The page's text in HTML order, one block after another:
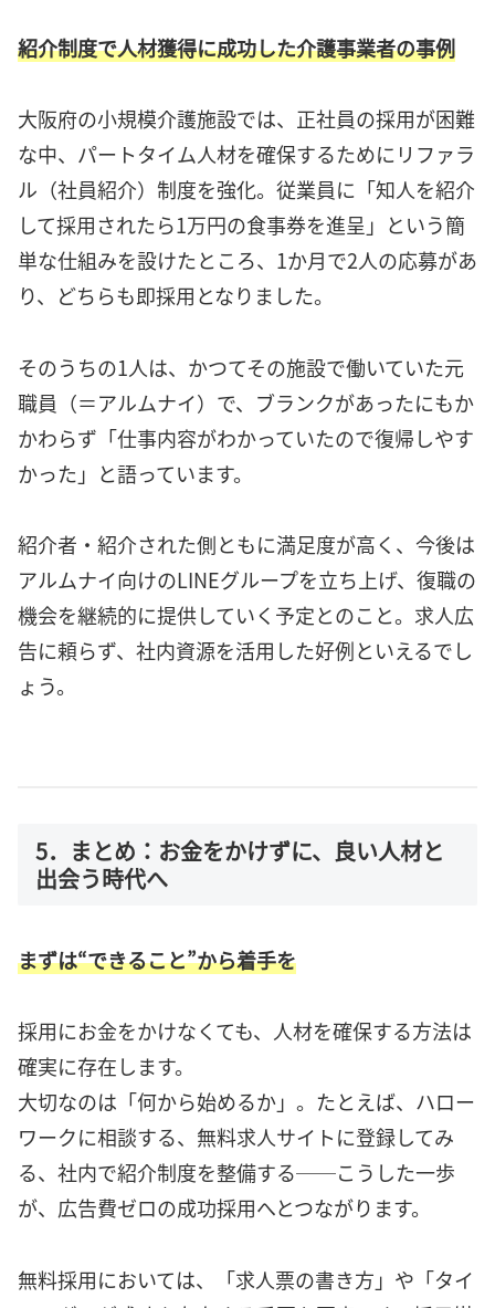
紹介制度で人材獲得に成功した介護事業者の事例
大阪府の小規模介護施設では、正社員の採用が困難
な中、パートタイム人材を確保するためにリファラ
ル（社員紹介）制度を強化。従業員に「知人を紹介
して採用されたら1万円の食事券を進呈」という簡
単な仕組みを設けたところ、1か月で2人の応募があ
り、どちらも即採用となりました。
そのうちの1人は、かつてその施設で働いていた元
職員（＝アルムナイ）で、ブランクがあったにもか
かわらず「仕事内容がわかっていたので復帰しやす
かった」と語っています。
紹介者・紹介された側ともに満足度が高く、今後は
アルムナイ向けのLINEグループを立ち上げ、復職の
機会を継続的に提供していく予定とのこと。求人広
告に頼らず、社内資源を活用した好例といえるでし
ょう。
5．まとめ：お金をかけずに、良い人材と
出会う時代へ
まずは“できること”から着手を
採用にお金をかけなくても、人材を確保する方法は
確実に存在します。
大切なのは「何から始めるか」。たとえば、ハロー
ワークに相談する、無料求人サイトに登録してみ
る、社内で紹介制度を整備する──こうした一歩
が、広告費ゼロの成功採用へとつながります。
無料採用においては、「求人票の書き方」や「タイ